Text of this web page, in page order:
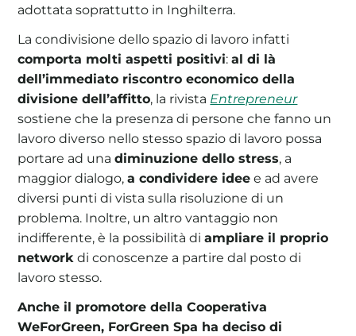
adottata soprattutto in Inghilterra.
La condivisione dello spazio di lavoro infatti
comporta molti aspetti positivi:al di là
dell’immediato riscontro economico della
divisione dell’affitto, la rivista Entrepreneur
sostiene che la presenza di persone che fanno un
lavoro diverso nello stesso spazio di lavoro possa
portare ad unadiminuzione dello stress, a
maggior dialogo,a condividere idee e ad avere
diversi punti di vista sulla risoluzione di un
problema. Inoltre, un altro vantaggio non
indifferente, è la possibilità diampliare il proprio
network di conoscenze a partire dal posto di
lavoro stesso.
Anche il promotore della Cooperativa
WeForGreen, ForGreen Spa ha deciso di